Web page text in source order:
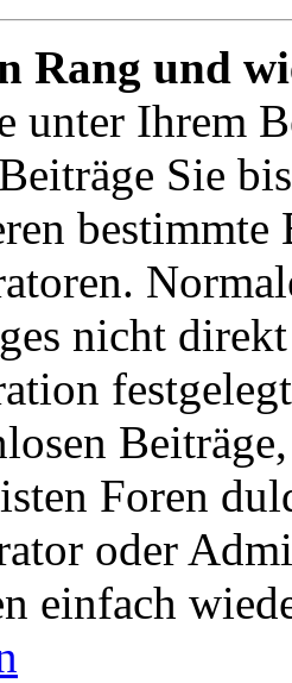
Rang und
unter Ihrem
Sie
bestimmte
nicht
Foren
oder
einfach